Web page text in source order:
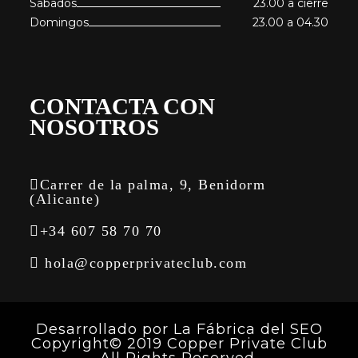
Sábados
23.00 a cierre
Domingos
23.00 a 04.30
CONTACTA CON
NOSOTROS
Carrer de la palma, 9, Benidorm
(Alicante)
+34 607 58 70 70
hola@copperprivateclub.com
Desarrollado por La Fábrica del SEO
Copyright© 2019 Copper Private Club